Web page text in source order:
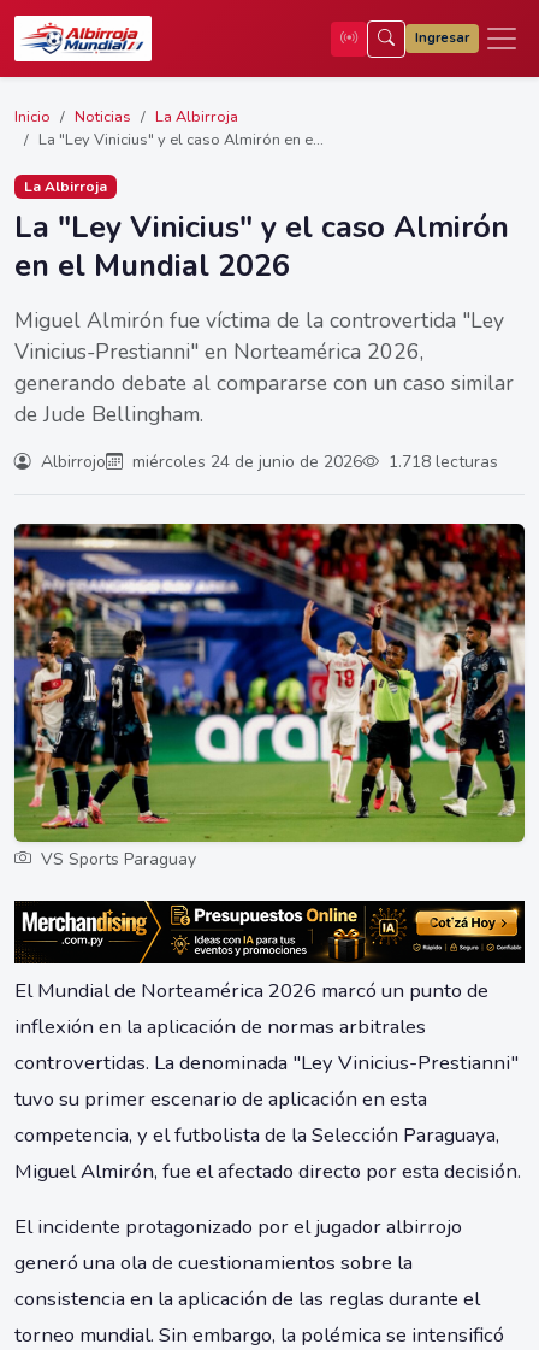
Ingresar
Inicio Noticias
La Albirroja
La "Ley Vinicius" y el caso Almirón en e...
La Albirroja
La "Ley Vinicius" y el caso Almirón
en el Mundial 2026
Miguel Almirón fue víctima de la controvertida "Ley
Vinicius-Prestianni" en Norteamérica 2026,
generando debate al compararse con un caso similar
de Jude Bellingham.
Albirrojo miércoles 24 de junio de 2026 1.718 lecturas
VS Sports Paraguay
El Mundial de Norteamérica 2026 marcó un punto de
inflexión en la aplicación de normas arbitrales
controvertidas. La denominada "Ley Vinicius-Prestianni"
tuvo su primer escenario de aplicación en esta
competencia, y el futbolista de la Selección Paraguaya,
Miguel Almirón, fue el afectado directo por esta decisión.
El incidente protagonizado por el jugador albirrojo
generó una ola de cuestionamientos sobre la
consistencia en la aplicación de las reglas durante el
torneo mundial. Sin embargo, la polémica se intensificó